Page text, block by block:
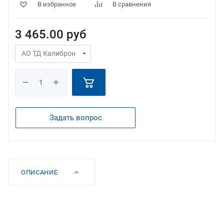
В избранное В сравнения
3 465.00 руб
Задать вопрос
ОПИСАНИЕ